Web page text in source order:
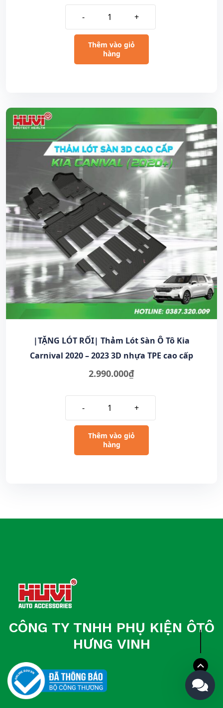
- +
Thêm vào giỏ
hàng
|TẶNG LÓT RỐI| Thảm Lót Sàn Ô Tô Kia
Carnival 2020 – 2023 3D nhựa TPE cao cấp
2.990.000₫
- +
Thêm vào giỏ
hàng
CÔNG TY TNHH PHỤ KIỆN ÔTÔ
HƯNG VINH